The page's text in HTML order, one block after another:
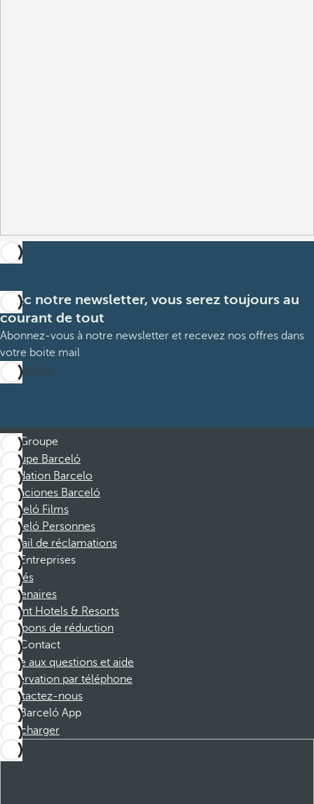
Avec notre newsletter, vous serez toujours au
courant de tout
Abonnez-vous à notre newsletter et recevez nos offres dans
votre boite mail
M’abonner
Groupe
Groupe Barceló
Fondation Barcelo
Vacaciones Barceló
Barceló Films
Barceló Personnes
Portail de réclamations
Entreprises
Affiliés
Partenaires
Dorint Hotels & Resorts
Coupons de réduction
Contact
Foire aux questions et aide
Réservation par téléphone
Contactez-nous
Barceló App
Télécharger